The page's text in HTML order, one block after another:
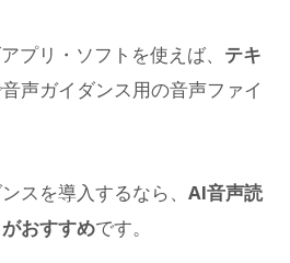
プリ・ソフトを使えば、 テキ
声ガイダンス用の音声ファイ
スを導入するなら、 AI音声読
おすすめです。